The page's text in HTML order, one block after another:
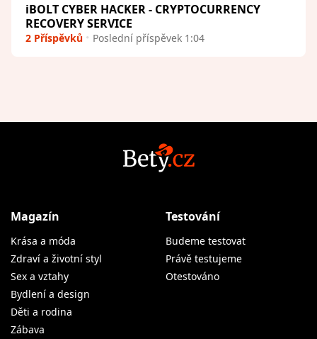
iBOLT CYBER HACKER - CRYPTOCURRENCY
RECOVERY SERVICE
2 Příspěvků Poslední příspěvek 1:04
Magazín
Krása a móda
Zdraví a životní styl
Sex a vztahy
Bydlení a design
Děti a rodina
Zábava
Testování
Budeme testovat
Právě testujeme
Otestováno